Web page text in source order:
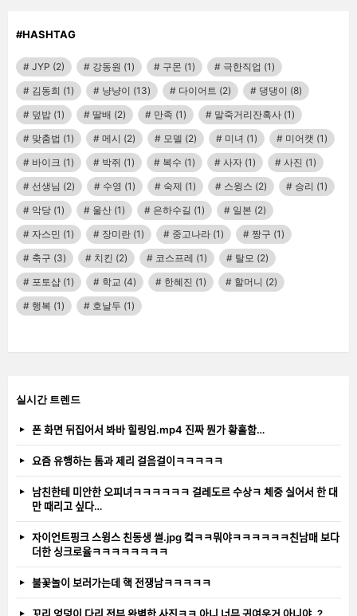
#HASHTAG
JYP (2) 강동원 (1) 구몬 (1) 극한직업 (1)
김동희 (1) 냥냥이 (13) 다이어트 (2) 댕댕이 (8)
덮밥 (1) 딸배 (2) 만족 (1) 말죽거리잔혹사 (1)
맞춤법 (1) 메시 (2) 모델 (2) 미녀 (1) 미어캣 (1)
바이크 (1) 박쥐 (1) 복수 (1) 사자 (1) 사진 (1)
선생님 (2) 수영 (1) 숙제 (1) 스윙스 (2) 승리 (1)
악당 (1) 울산 (1) 은하수길 (1) 일본 (2)
자스민 (1) 장미란 (1) 중고나라 (1) 짱구 (1)
축구 (3) 치킨 (2) 코스프레 (1) 탈모 (2)
포토샵 (1) 학교 (4) 한혜진 (1) 할머니 (2)
행복 (1) 호날두 (1)
실시간 트렌드
폰 화면 뒤집어서 봐바 힐링임.mp4 진짜 뭔가 황홀함…
요즘 유행하는 톰과 제리 걸음걸이ㅋㅋㅋㅋㅋ
남친한테 미안한 오피녀ㅋㅋㅋㅋㅋㅋ 걸레도르 수상ㅋ 체중 실어서 한 대
만 때리고 싶다…
자이언트핑크 스윙스 친동생 썰.jpg 컼ㅋㅋ뭐야ㅋㅋㅋㅋㅋㅋ친남매 보다
더한 싱크로율ㅋㅋㅋㅋㅋㅋㅋㅋ
불꽃놀이 보러가는데 핵 전쟁남ㅋㅋㅋㅋㅋ
꼬리 엉덩이 다리 전부 완벽한 사진ㅋㅋ 아니 너무 귀여운거 아니야..?